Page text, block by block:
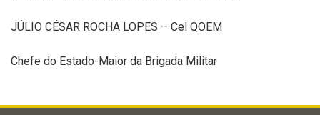
JÚLIO CÉSAR ROCHA LOPES – Cel QOEM
Chefe do Estado-Maior da Brigada Militar